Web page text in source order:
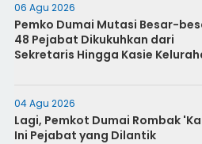
06 Agu 2026
Pemko Dumai Mutasi Besar-
48 Pejabat Dikukuhkan dari
Sekretaris Hingga Kasie
04 Agu 2026
Lagi, Pemkot Dumai Rombak
Ini Pejabat yang Dilantik